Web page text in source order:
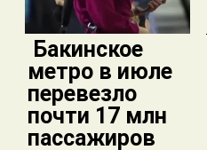
​ Бакинское
метро в июле
перевезло
почти 17 млн
пассажиров